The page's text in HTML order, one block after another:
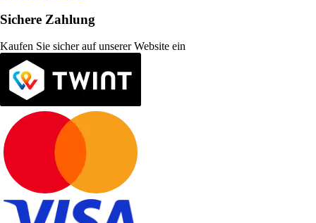
Sichere Zahlung
Kaufen Sie sicher auf unserer Website ein